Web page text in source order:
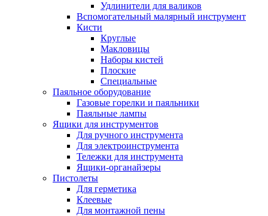
Удлинители для валиков
Вспомогательный малярный инструмент
Кисти
Круглые
Макловицы
Наборы кистей
Плоские
Специальные
Паяльное оборудование
Газовые горелки и паяльники
Паяльные лампы
Ящики для инструментов
Для ручного инструмента
Для электроинструмента
Тележки для инструмента
Ящики-органайзеры
Пистолеты
Для герметика
Клеевые
Для монтажной пены